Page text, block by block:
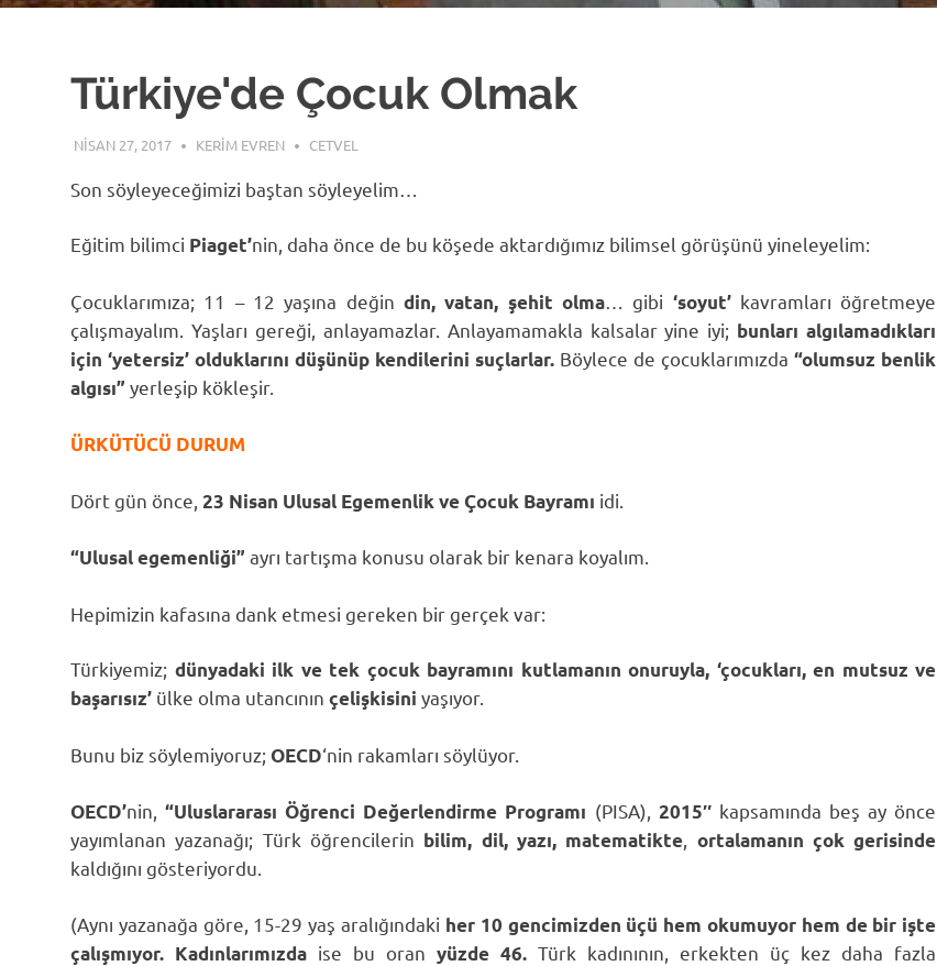
Türkiye'de Çocuk Olmak
NISAN 27, 2017 KERIM EVREN CETVEL
Son söyleyeceğimizi baştan söyleyelim…
Eğitim bilimci Piaget’nin, daha önce de bu köşede aktardığımız bilimsel görüşünü yineleyelim:
Çocuklarımıza; 11 – 12 yaşına değin din, vatan, şehit olma… gibi ‘soyut’ kavramları öğretmeye
çalışmayalım. Yaşları gereği, anlayamazlar. Anlayamamakla kalsalar yine iyi; bunları algılamadıkları
için ‘yetersiz’ olduklarını düşünüp kendilerini suçlarlar. Böylece de çocuklarımızda“olumsuz benlik
algısı” yerleşip kökleşir.
ÜRKÜTÜCÜ DURUM
Dört gün önce, 23 Nisan Ulusal Egemenlik ve Çocuk Bayramı idi.
“Ulusal egemenliği” ayrı tartışma konusu olarak bir kenara koyalım.
Hepimizin kafasına dank etmesi gereken bir gerçek var:
Türkiyemiz; dünyadaki ilk ve tek çocuk bayramını kutlamanın onuruyla, ‘çocukları, en mutsuz ve
başarısız’ ülke olma utancının çelişkisini yaşıyor.
Bunu biz söylemiyoruz; OECD‘nin rakamları söylüyor.
OECD’nin, “Uluslararası Öğrenci Değerlendirme Programı (PISA), 2015″ kapsamında beş ay önce
yayımlanan yazanağı; Türk öğrencilerin bilim, dil, yazı, matematikte, ortalamanın çok gerisinde
kaldığını gösteriyordu.
(Aynı yazanağa göre, 15-29 yaş aralığındaki her 10 gencimizden üçü hem okumuyor hem de bir işte
çalışmıyor. Kadınlarımızda ise bu oranyüzde 46.Türk kadınının, erkekten üç kez daha fazla